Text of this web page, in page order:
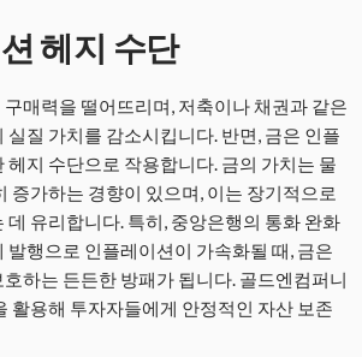
헤지 수단
매력을 떨어뜨리며, 저축이나 채권과 같은
실질 가치를 감소시킵니다. 반면, 금은 인플
헤지 수단으로 작용합니다. 금의 가치는 물
증가하는 경향이 있으며, 이는 장기적으로
데 유리합니다. 특히, 중앙은행의 통화 완화
발행으로 인플레이션이 가속화될 때, 금은
하는 든든한 방패가 됩니다. 골드엔컴퍼니
활용해 투자자들에게 안정적인 자산 보존